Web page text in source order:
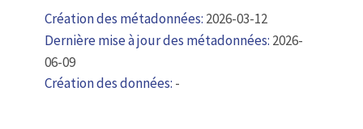
Création des métadonnées: 2026-03-12
Dernière mise à jour des métadonnées: 2026-
06-09
Création des données: -